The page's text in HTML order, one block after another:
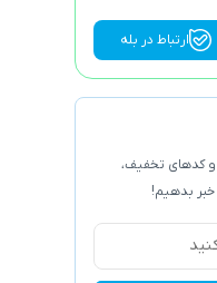
ارتباط در بله
و کد‌های تخفیف،
خبر بدهیم!